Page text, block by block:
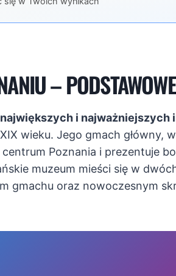
–
największych i
wieku. Jego gmach główny,
centrum Poznania i prezentuje
muzeum mieści się w
gmachu oraz nowoczesnym